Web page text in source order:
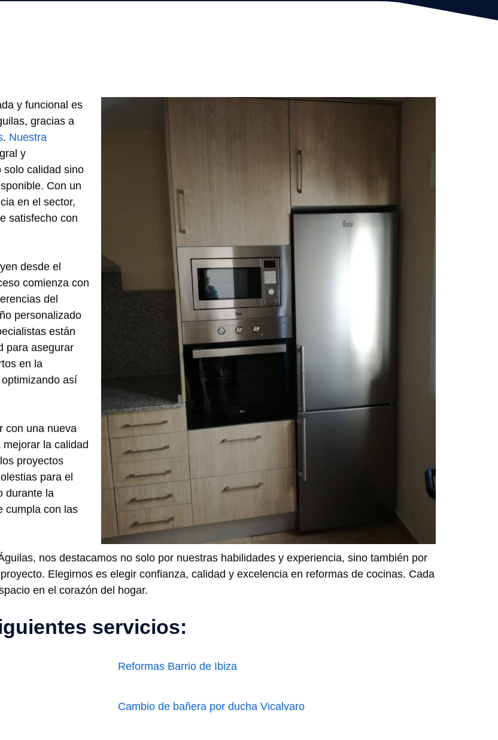
y funcional es
gracias a
. Nuestra
y
solo calidad sino
Con un
en el sector,
satisfecho con
desde el
comienza con
del
personalizado
están
para asegurar
en la
así
con una nueva
la calidad
proyectos
para el
durante la
cumpla con las
nos destacamos no solo por nuestras habilidades y experiencia, sino también por
Elegirnos es elegir confianza, calidad y excelencia en reformas de cocinas. Cada
en el corazón del hogar.
servicios:
Reformas Barrio de Ibiza
Cambio de bañera por ducha Vicalvaro